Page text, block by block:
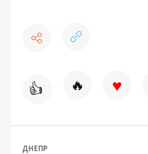
👍 🔥 ♥
ДНЕПР